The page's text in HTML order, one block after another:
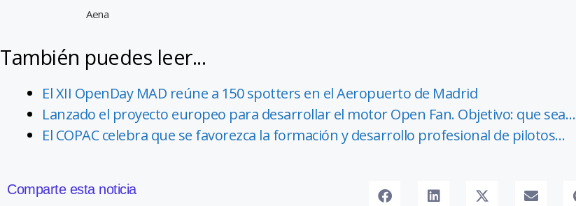
Aena
También puedes leer...
El XII OpenDay MAD reúne a 150 spotters en el Aeropuerto de Madrid
Lanzado el proyecto europeo para desarrollar el motor Open Fan. Objetivo: que sea…
El COPAC celebra que se favorezca la formación y desarrollo profesional de pilotos…
Comparte esta noticia